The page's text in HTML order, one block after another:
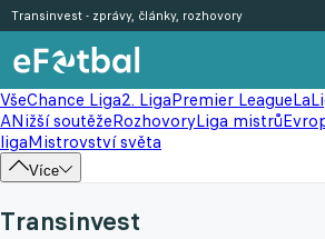
VšeChance Liga2. LigaPremier League
ANižší soutěžeRozhovoryLiga mistrů
ligaMistrovství světa
Více
Transinvest - zprávy, články, rozhovory
Transinvest